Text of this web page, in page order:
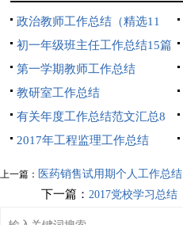
政治教师工作总结（精选11
篇）
初一年级班主任工作总结15篇
第一学期教师工作总结
教研室工作总结
有关年度工作总结范文汇总8
篇2017年工程监理工作总结
上一篇： 医药销售试用期个人工作总结
下一篇： 2017党校学习总结